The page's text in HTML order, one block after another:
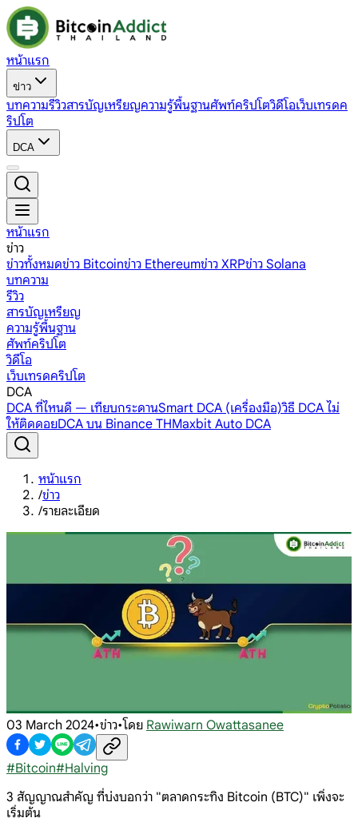
หน้าแรก
ข่าว
บทความรีวิวสารบัญเหรียญความรู้พื้นฐานศัพท์คริปโตวิดีโอเว็บเทรดค
ริปโต
DCA
หน้าแรก
ข่าว
ข่าวทั้งหมดข่าว Bitcoinข่าว Ethereumข่าว XRPข่าว Solana
บทความ
รีวิว
สารบัญเหรียญ
ความรู้พื้นฐาน
ศัพท์คริปโต
วิดีโอ
เว็บเทรดคริปโต
DCA
DCA ที่ไหนดี — เทียบกระดานSmart DCA (เครื่องมือ)วิธี DCA ไม่
ให้ติดดอยDCA บน Binance THMaxbit Auto DCA
หน้าแรก
/ข่าว
/รายละเอียด
03 March 2024•ข่าว•โดย Rawiwarn Owattasanee
#Bitcoin#Halving
3 สัญญาณสำคัญ ที่บ่งบอกว่า "ตลาดกระทิง Bitcoin (BTC)" เพิ่งจะ
เริ่มต้น